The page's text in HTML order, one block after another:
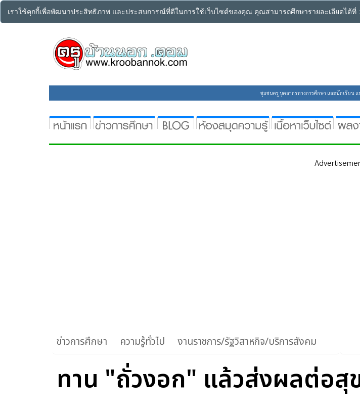
เราใช้คุกกี้เพื่อพัฒนาประสิทธิภาพ และประสบการณ์ที่ดีในการใช้เว็บไซต์ของคุณ คุณสามารถศึกษารายละเอียดได้ที่ :
ชุมชนครู บุคลากรทางการศึกษา และนักเรียน
ข่าวการศึกษา ความรู้ทั่วไป งานราชการ/รัฐวิสาหกิจ/บริการสังคม
ทาน "ถั่วงอก" แล้วส่งผลต่อสุ